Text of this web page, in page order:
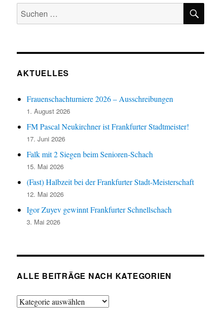
Suchen
nach:
AKTUELLES
Frauenschachturniere 2026 – Ausschreibungen
1. August 2026
FM Pascal Neukirchner ist Frankfurter Stadtmeister!
17. Juni 2026
Falk mit 2 Siegen beim Senioren-Schach
15. Mai 2026
(Fast) Halbzeit bei der Frankfurter Stadt-Meisterschaft
12. Mai 2026
Igor Zuyev gewinnt Frankfurter Schnellschach
3. Mai 2026
ALLE BEITRÄGE NACH KATEGORIEN
Alle